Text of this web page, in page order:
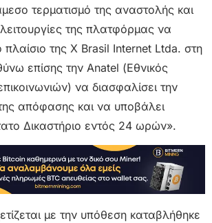
τερματισμό της αναστολής και
της πλατφόρμας να
πλαίσιο της X Brasil Internet Ltda. στη
επίσης την Anatel (Εθνικός
να διασφαλίσει την
απόφασης και να υποβάλει
Δικαστήριο εντός 24 ωρών».
με την υπόθεση καταβλήθηκε